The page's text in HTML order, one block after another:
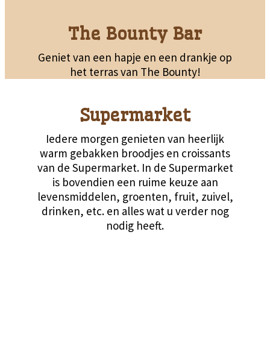
The Bounty Bar
Geniet van een hapje en een drankje op
het terras van The Bounty!
Supermarket
Iedere morgen genieten van heerlijk
warm gebakken broodjes en croissants
van de Supermarket. In de Supermarket
is bovendien een ruime keuze aan
levensmiddelen, groenten, fruit, zuivel,
drinken, etc. en alles wat u verder nog
nodig heeft.